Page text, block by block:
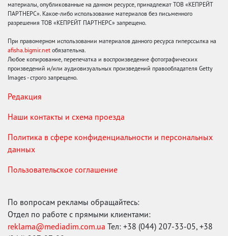
материалы, опубликованные на данном ресурсе, принадлежат ТОВ «КЕПРЕЙТ
ПАРТНЕРС». Какое-либо использование материалов без письменного
разрешения ТОВ «КЕПРЕЙТ ПАРТНЕРС» запрещено.
При правомерном использовании материалов данного ресурса гиперссылка на
afisha.bigmir.net обязательна.
Любое копирование, перепечатка и воспроизведение фотографических
произведений и/или аудиовизуальных произведений правообладателя Getty
Images - строго запрещено.
Редакция
Наши контакты и схема проезда
Политика в сфере конфиденциальности и персональных
данных
Пользовательское соглашение
По вопросам рекламы обращайтесь:
Отдел по работе с прямыми клиентами:
reklama@mediadim.com.ua Тел: +38 (044) 207-33-05, +38